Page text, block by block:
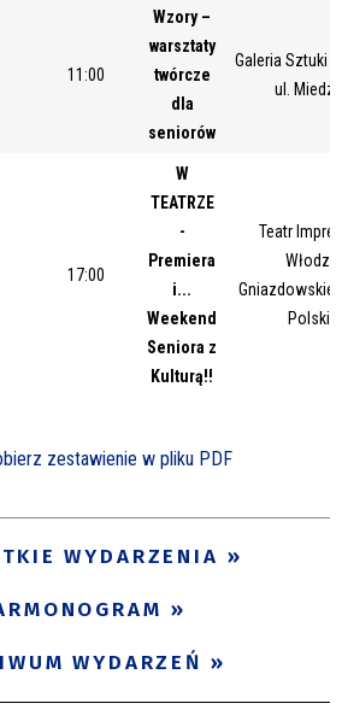
11:00
Wzory –
warsztaty
twórcze
dla
seniorów
Galeria Sztuki
ul.
17:00
W
TEATRZE
-
Premiera
i...
Weekend
Seniora z
Kulturą!!
Teatr
zestawienie w pliku PDF
WYDARZENIA
WYDARZEŃ